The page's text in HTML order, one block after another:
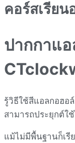
คอร์สเรีย
ปากกาแ
รู้วิธีใช้สีแอลกอฮอ
สามารถประยุกต์ใ
แม้ไม่มีพื้นฐานก็เรี